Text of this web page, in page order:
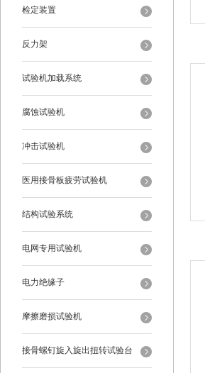
检定装置
反力架
试验机加载系统
腐蚀试验机
冲击试验机
医用接骨板疲劳试验机
结构试验系统
电网专用试验机
电力绝缘子
摩擦磨损试验机
接骨螺钉旋入旋出扭转试验台